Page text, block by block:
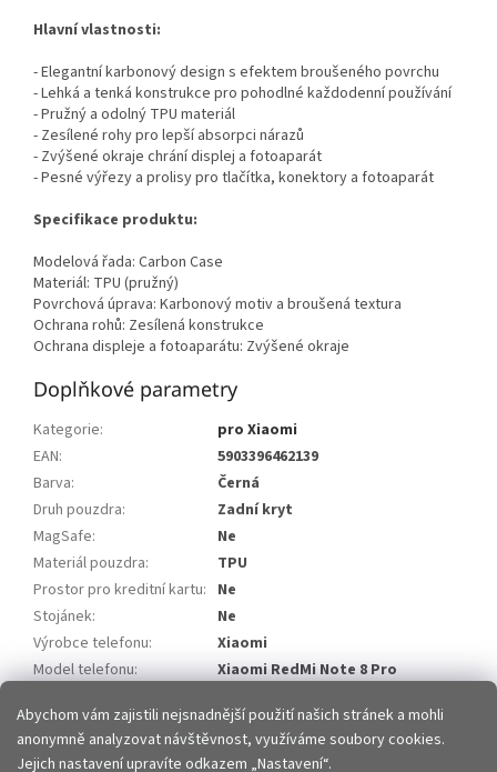
Abychom vám zajistili nejsnadnější použití našich stránek a mohli
anonymně analyzovat návštěvnost, využíváme soubory cookies.
Jejich nastavení upravíte odkazem „Nastavení“.
Hlavní vlastnosti:
- Elegantní karbonový design s efektem broušeného povrchu
- Lehká a tenká konstrukce pro pohodlné každodenní používání
- Pružný a odolný TPU materiál
- Zesílené rohy pro lepší absorpci nárazů
- Zvýšené okraje chrání displej a fotoaparát
- Pesné výřezy a prolisy pro tlačítka, konektory a fotoaparát
Specifikace produktu:
Modelová řada: Carbon Case
Materiál: TPU (pružný)
Povrchová úprava: Karbonový motiv a broušená textura
Ochrana rohů: Zesílená konstrukce
Ochrana displeje a fotoaparátu: Zvýšené okraje
Doplňkové parametry
Kategorie:
pro Xiaomi
EAN:
5903396462139
Barva:
Černá
Druh pouzdra:
Zadní kryt
MagSafe:
Ne
Materiál pouzdra:
TPU
Prostor pro kreditní kartu: Ne
Stojánek:
Ne
Výrobce telefonu:
Xiaomi
Model telefonu:
Xiaomi RedMi Note 8 Pro